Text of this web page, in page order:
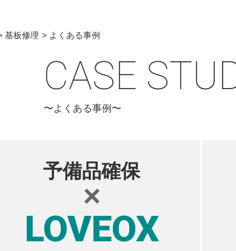
基板修理 よくある事例
CASE
〜よくある事例〜
予備品確保
×
LOVEOX